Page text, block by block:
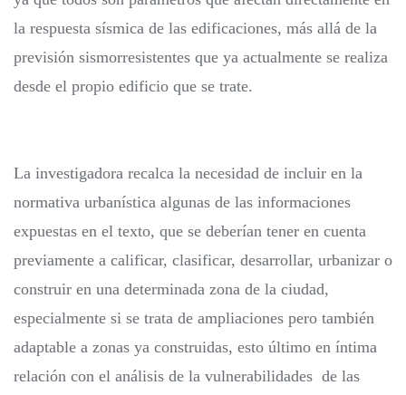
la respuesta sísmica de las edificaciones, más allá de la
previsión sismorresistentes que ya actualmente se realiza
desde el propio edificio que se trate.
La investigadora recalca la necesidad de incluir en la
normativa urbanística algunas de las informaciones
expuestas en el texto, que se deberían tener en cuenta
previamente a calificar, clasificar, desarrollar, urbanizar o
construir en una determinada zona de la ciudad,
especialmente si se trata de ampliaciones pero también
adaptable a zonas ya construidas, esto último en íntima
relación con el análisis de la vulnerabilidades de las